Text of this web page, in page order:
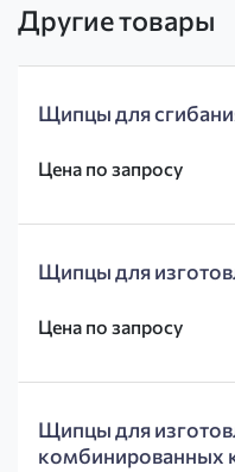
Другие товары
Щипцы для
Цена по запросу
Щипцы для
Цена по запросу
Щипцы для